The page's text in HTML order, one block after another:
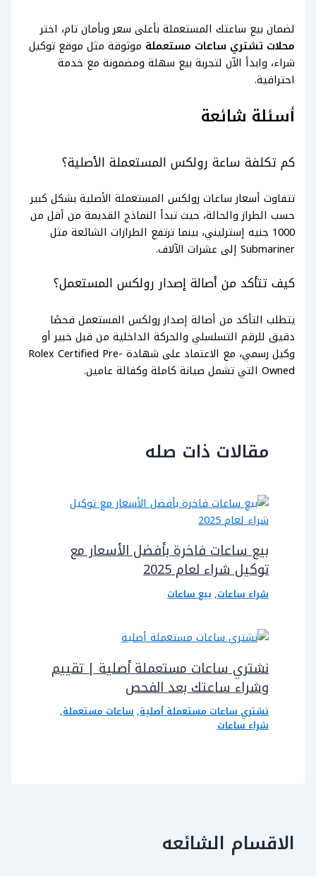
لضمان بيع ساعتك المستعملة بأعلى سعر وبأمان تام، اختر
محلات تشتري ساعات مستعملة موثوقة مثل موقع توكيل
شراء، وابدأ الآن لتجربة بيع سهلة ومضمونة مع خدمة
احترافية.
أسئلة شائعة
كم تكلفة ساعة رولكس المستعملة الأصلية؟
تتفاوت أسعار ساعات رولكس المستعملة الأصلية بشكل كبير
حسب الطراز والحالة، حيث تبدأ النماذج القديمة من أقل من
1000 جنيه إسترليني، بينما ترتفع الطرازات الشائعة مثل
Submariner إلى عشرات الآلاف.
كيف تتأكد من أصالة إصدار رولكس المستعمل؟
يتطلب التأكد من أصالة إصدار رولكس المستعمل فحصًا
دقيق للرقم التسلسلي والحركة الداخلية من قبل خبير أو
وكيل رسمي، مع الاعتماد على شهادة Rolex Certified Pre-
Owned التي تشمل صيانة كاملة وكفالة عامين.
مقالات ذات صله
بيع ساعات فاخرة بأفضل الأسعار مع
توكيل شراء لعام 2025
شراء ساعات,بيع ساعات
نشتري ساعات مستعملة أصلية | تقييم
وشراء ساعتك بعد الفحص
نشتري ساعات مستعملة أصلية,ساعات مستعملة,
شراء ساعات
الاقسام الشائعه